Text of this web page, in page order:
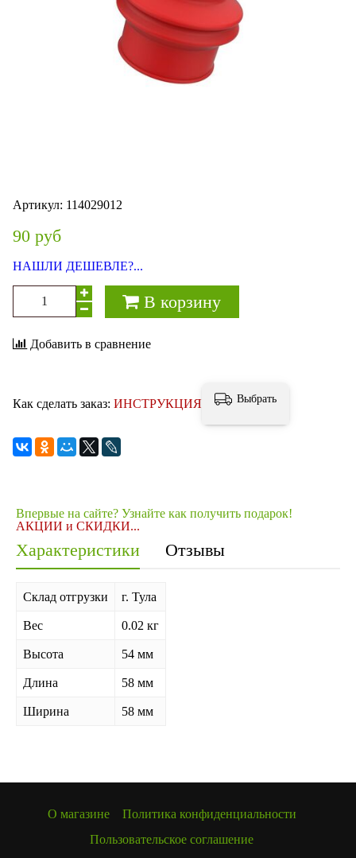
Артикул: 114029012
90 руб
НАШЛИ ДЕШЕВЛЕ?...
В корзину
Добавить в сравнение
Как сделать заказ: ИНСТРУКЦИЯ Выбрать
Впервые на сайте? Узнайте как получить подарок!
АКЦИИ и СКИДКИ...
Характеристики Отзывы
Склад отгрузки г. Тула
Вес 0.02 кг
Высота 54 мм
Длина 58 мм
Ширина 58 мм
О магазине
Политика конфиденциальности
Пользовательское соглашение